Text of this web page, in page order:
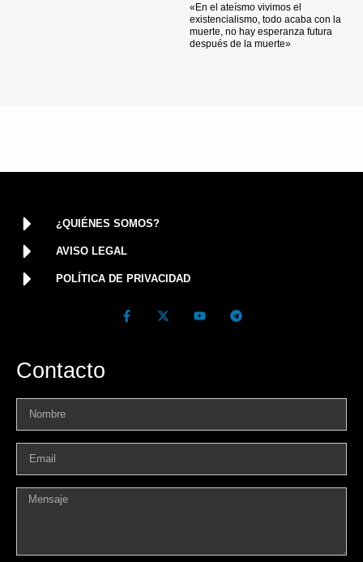
«En el ateísmo vivimos el
existencialismo, todo acaba con la
muerte, no hay esperanza futura
después de la muerte»
¿QUIÉNES SOMOS?
AVISO LEGAL
POLÍTICA DE PRIVACIDAD
Contacto